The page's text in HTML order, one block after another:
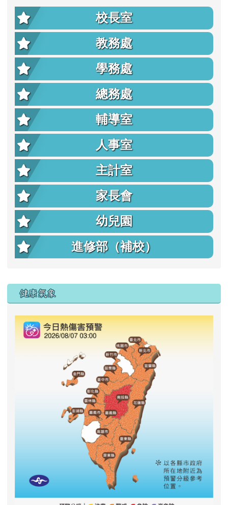
校長室
教務處
學務處
總務處
輔導室
人事室
主計室
家長會
幼兒園
進修部（補校）
右邊區域內容
健康氣象